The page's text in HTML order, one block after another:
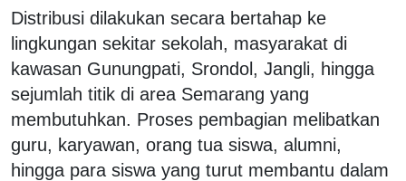
Distribusi dilakukan secara bertahap ke
lingkungan sekitar sekolah, masyarakat di
kawasan Gunungpati, Srondol, Jangli, hingga
sejumlah titik di area Semarang yang
membutuhkan. Proses pembagian melibatkan
guru, karyawan, orang tua siswa, alumni,
hingga para siswa yang turut membantu dalam